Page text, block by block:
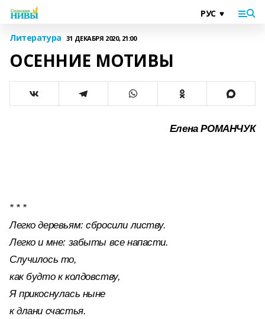
Литература 31 ДЕКАБРЯ 2020, 21:00
ОСЕННИЕ МОТИВЫ
Елена РОМАНЧУК
* * *
Легко деревьям: сбросили листву.
Легко и мне: забыты все напасти.
Случилось то,
как будто к колдовству,
Я прикоснулась ныне
к длани счастья.